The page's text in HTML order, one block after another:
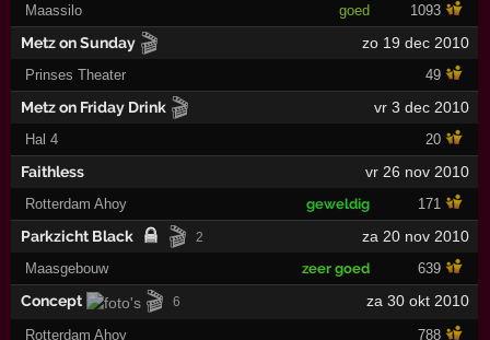
Maassilo goed 1093
Metz on Sunday 🎬 zo 19 dec 2010
Prinses Theater 49
Metz on Friday Drink 🎬 vr 3 dec 2010
Hal 4 20
Faithless vr 26 nov 2010
Rotterdam Ahoy geweldig 171
Parkzicht Black 🎬 2 za 20 nov 2010
Maasgebouw zeer goed 639
Concept 🎬 6 za 30 okt 2010
Rotterdam Ahoy 788